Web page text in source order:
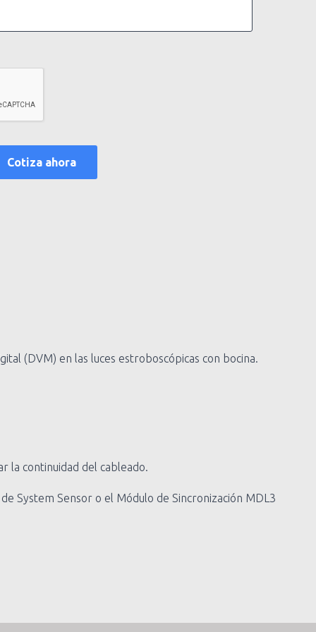
(DVM) en las luces estroboscópicas con bocina.
la continuidad del cableado.
System Sensor o el Módulo de Sincronización MDL3